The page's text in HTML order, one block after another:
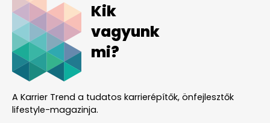
Kik
vagyunk
mi?
A Karrier Trend a tudatos karrierépítők, önfejlesztők
lifestyle-magazinja.